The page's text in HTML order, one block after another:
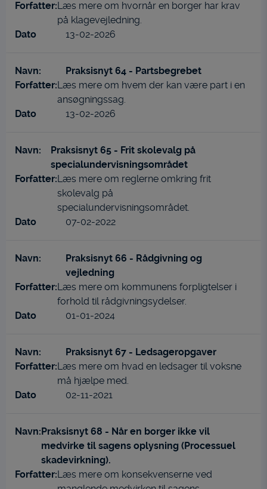
Læs mere om hvornår en borger har krav
på klagevejledning.
13-02-2026
Praksisnyt 64 - Partsbegrebet
Læs mere om hvem der kan være part i en
ansøgningssag.
13-02-2026
Praksisnyt 65 - Frit skolevalg på
specialundervisningsområdet
Læs mere om reglerne omkring frit
skolevalg på
specialundervisningsområdet.
07-02-2022
Praksisnyt 66 - Rådgivning og
vejledning
Læs mere om kommunens forpligtelser i
forhold til rådgivningsydelser.
01-01-2024
Praksisnyt 67 - Ledsageropgaver
Læs mere om hvad en ledsager til voksne
må hjælpe med.
02-11-2021
Praksisnyt 68 - Når en borger ikke vil
medvirke til sagens oplysning (Processuel
skadevirkning).
Læs mere om konsekvenserne ved